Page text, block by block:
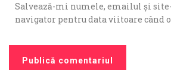
Salvează-mi numele, emailul și
navigator pentru data viitoare când